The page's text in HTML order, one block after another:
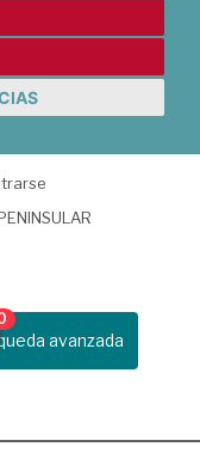
avanzada